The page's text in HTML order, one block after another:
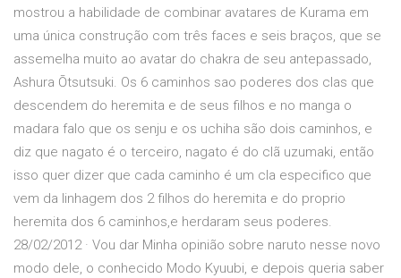
mostrou a habilidade de combinar avatares de Kurama em
uma única construção com três faces e seis braços, que se
assemelha muito ao avatar do chakra de seu antepassado,
Ashura Ōtsutsuki. Os 6 caminhos sao poderes dos clas que
descendem do heremita e de seus filhos e no manga o
madara falo que os senju e os uchiha são dois caminhos, e
diz que nagato é o terceiro, nagato é do clã uzumaki, então
isso quer dizer que cada caminho é um cla especifico que
vem da linhagem dos 2 filhos do heremita e do proprio
heremita dos 6 caminhos,e herdaram seus poderes.
28/02/2012 · Vou dar Minha opinião sobre naruto nesse novo
modo dele, o conhecido Modo Kyuubi, e depois queria saber